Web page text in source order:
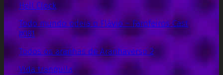
Hell Clock
Todo mundo odeia o Flávio – Farofeiros Cast
#081
Todos os aranhas de Aranhaverso 2
Vida tranquila